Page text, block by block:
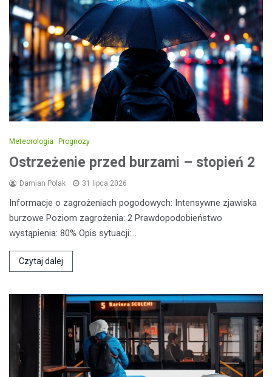
Meteorologia Prognozy
Ostrzeżenie przed burzami – stopień 2
Damian Polak 31 lipca 2026
Informacje o zagrożeniach pogodowych: Intensywne zjawiska
burzowe Poziom zagrożenia: 2 Prawdopodobieństwo
wystąpienia: 80% Opis sytuacji:…
Czytaj dalej